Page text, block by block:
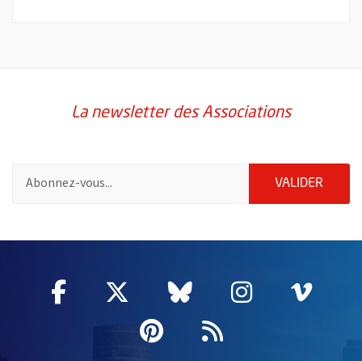
La newsletter des Associations
VALIDER
Facebook
, Ouvre une nouvelle fenêtre
Twitter
, Ouvre une nouvelle
Bluesky
, Ouvre une
Instagram
, Ouvre
,
Pinterest
, Ouvre une
Flux RSS